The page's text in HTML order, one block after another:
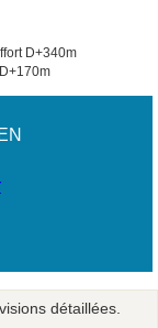
D+340m
détaillées.